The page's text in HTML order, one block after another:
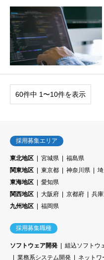
60件中 1〜10件を表示
採用募集エリア
東北地区 宮城県
福島県
関東地区
東京都 神奈川県
東海地区
愛知県
関西地区
大阪府 京都府 兵
九州地区
福岡県
採用募集職種
ソフトウェア開発 組込ソフトウ
業務系システム開発
ネットワ